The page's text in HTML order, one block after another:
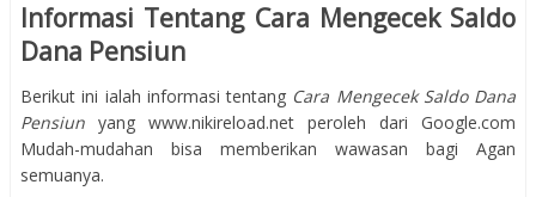
Informasi Tentang Cara Mengecek Saldo
Dana Pensiun
Berikut ini ialah informasi tentang Cara Mengecek Saldo Dana
Pensiun yang www.nikireload.net peroleh dari Google.com
Mudah-mudahan bisa memberikan wawasan bagi Agan
semuanya.